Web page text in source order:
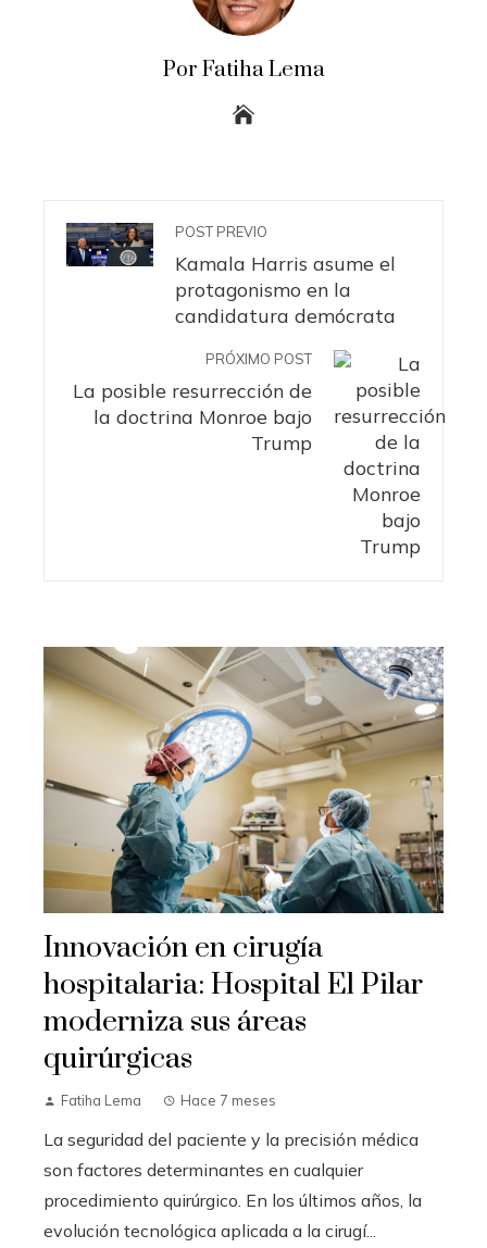
Por Fatiha Lema
POST PREVIO
Kamala Harris asume el
protagonismo en la
candidatura demócrata
PRÓXIMO POST
La posible resurrección de
la doctrina Monroe bajo
Trump
Innovación en cirugía
hospitalaria: Hospital El Pilar
moderniza sus áreas
quirúrgicas
Fatiha Lema Hace 7 meses
La seguridad del paciente y la precisión médica
son factores determinantes en cualquier
procedimiento quirúrgico. En los últimos años, la
evolución tecnológica aplicada a la cirugí...